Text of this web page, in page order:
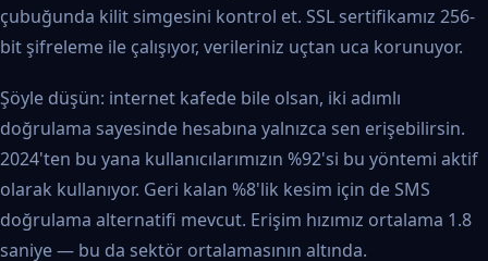
çubuğunda kilit simgesini kontrol et. SSL sertifikamız 256-
bit şifreleme ile çalışıyor, verileriniz uçtan uca korunuyor.
Şöyle düşün: internet kafede bile olsan, iki adımlı
doğrulama sayesinde hesabına yalnızca sen erişebilirsin.
2024'ten bu yana kullanıcılarımızın %92'si bu yöntemi aktif
olarak kullanıyor. Geri kalan %8'lik kesim için de SMS
doğrulama alternatifi mevcut. Erişim hızımız ortalama 1.8
saniye — bu da sektör ortalamasının altında.